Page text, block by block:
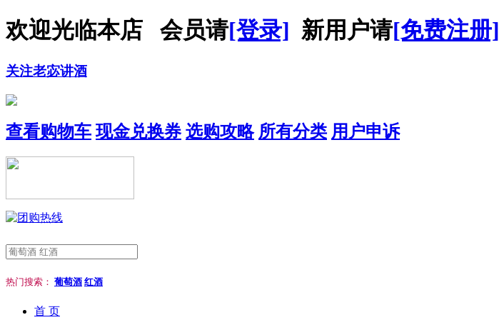
欢迎光临本店 会员请[登录] 新用户请[免费注册]
关注老宓讲酒
查看购物车 现金兑换券 选购攻略 所有分类 用户申诉
热门搜索： 葡萄酒 红酒
首 页